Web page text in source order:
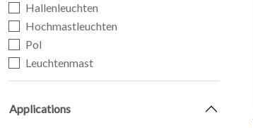
STARTSEITE
Hallenleuchten
Hochmastleuchten
Pol
Leuchtenmast
Applications